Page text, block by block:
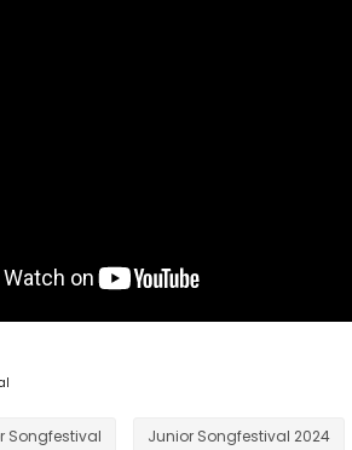
Songfestival Junior Songfestival 2024